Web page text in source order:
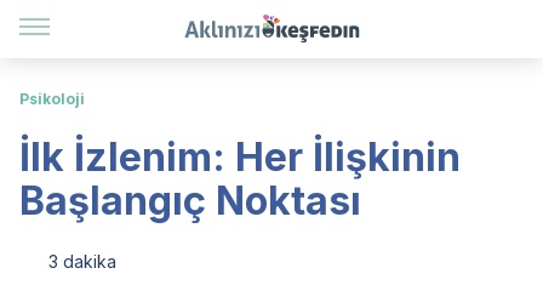
Psikoloji
İlk İzlenim: Her İlişkinin
Başlangıç Noktası
3 dakika